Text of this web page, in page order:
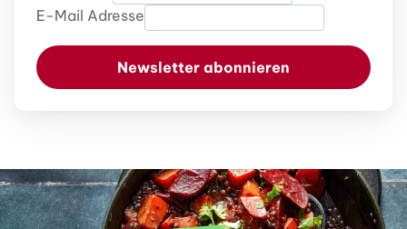
E-Mail Adresse
Newsletter abonnieren